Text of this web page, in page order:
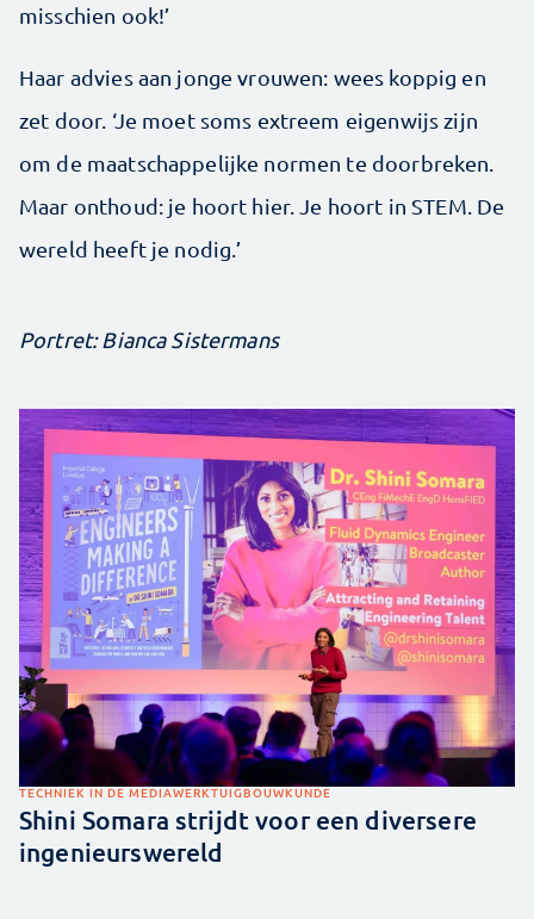
misschien ook!’
Haar advies aan jonge vrouwen: wees koppig en
zet door. ‘Je moet soms extreem eigenwijs zijn
om de maatschappelijke normen te doorbreken.
Maar onthoud: je hoort hier. Je hoort in STEM. De
wereld heeft je nodig.’
Portret: Bianca Sistermans
TECHNIEK IN DE MEDIAWERKTUIGBOUWKUNDE
Shini Somara strijdt voor een diversere
ingenieurswereld